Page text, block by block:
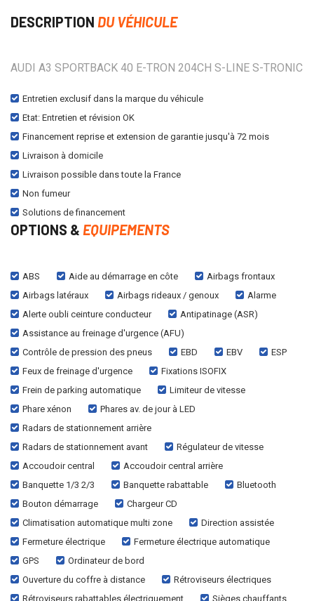
DESCRIPTION DU VÉHICULE
AUDI A3 SPORTBACK 40 E-TRON 204CH S-LINE S-TRONIC
Entretien exclusif dans la marque du véhicule
Etat: Entretien et révision OK
Financement reprise et extension de garantie jusqu'à 72 mois
Livraison à domicile
Livraison possible dans toute la France
Non fumeur
Solutions de financement
OPTIONS & EQUIPEMENTS
ABS Aide au démarrage en côte
Airbags frontaux
Airbags latéraux
Airbags rideaux / genoux
Alarme
Alerte oubli ceinture conducteur
Antipatinage (ASR)
Assistance au freinage d'urgence (AFU)
Contrôle de pression des pneus
EBD EBV
ESP
Feux de freinage d'urgence
Fixations ISOFIX
Frein de parking automatique
Limiteur de vitesse
Phare xénon
Phares av. de jour à LED
Radars de stationnement arrière
Radars de stationnement avant
Régulateur de vitesse
Accoudoir central
Accoudoir central arrière
Banquette 1/3 2/3
Banquette rabattable
Bluetooth
Bouton démarrage
Chargeur CD
Climatisation automatique multi zone
Direction assistée
Fermeture électrique
Fermeture électrique automatique
GPS
Ordinateur de bord
Ouverture du coffre à distance
Rétroviseurs électriques
Rétroviseurs rabattables électriquement
Sièges chauffants